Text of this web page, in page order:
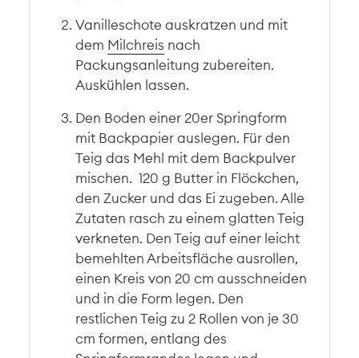
Vanilleschote auskratzen und mit
dem Milchreis nach
Packungsanleitung zubereiten.
Auskühlen lassen.
Den Boden einer 20er Springform
mit Backpapier auslegen. Für den
Teig das Mehl mit dem Backpulver
mischen. 120 g Butter in Flöckchen,
den Zucker und das Ei zugeben. Alle
Zutaten rasch zu einem glatten Teig
verkneten. Den Teig auf einer leicht
bemehlten Arbeitsfläche ausrollen,
einen Kreis von 20 cm ausschneiden
und in die Form legen. Den
restlichen Teig zu 2 Rollen von je 30
cm formen, entlang des